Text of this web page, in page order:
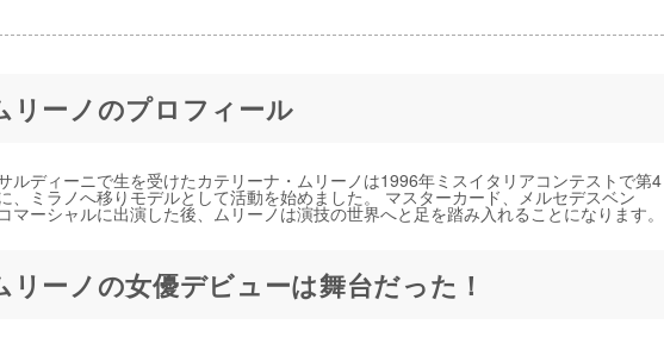
リーノのプロフィール
ルディーニで生を受けたカテリーナ・ムリーノは1996年ミスイタリアコンテストで第4
、ミラノへ移りモデルとして活動を始めました。 マスターカード、メルセデスベン
マーシャルに出演した後、ムリーノは演技の世界へと足を踏み入れることになります。
リーノの女優デビューは舞台だった！